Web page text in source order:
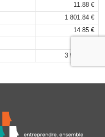
11.88 €
1 801.84 €
14.85 €
3 925,00 €